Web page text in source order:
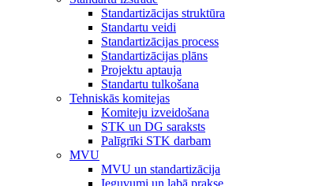
Standartizācijas struktūra
Standartu veidi
Standartizācijas process
Standartizācijas plāns
Projektu aptauja
Standartu tulkošana
Tehniskās komitejas
Komiteju izveidošana
STK un DG saraksts
Palīgrīki STK darbam
MVU
MVU un standartizācija
Ieguvumi un labā prakse